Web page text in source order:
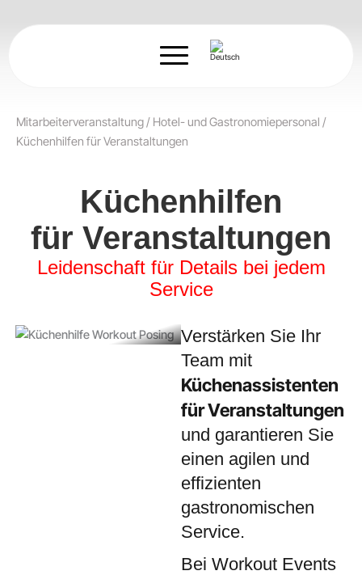
Inhalt
Mitarbeiterveranstaltung/ Hotel- und Gastronomiepersonal /
Küchenhilfen für Veranstaltungen
Küchenhilfen
für Veranstaltungen
Leidenschaft für Details bei jedem
Service
Verstärken Sie Ihr
Team mit
Küchenassistenten
für Veranstaltungen
und garantieren Sie
einen agilen und
effizienten
gastronomischen
Service.
Bei Workout Events